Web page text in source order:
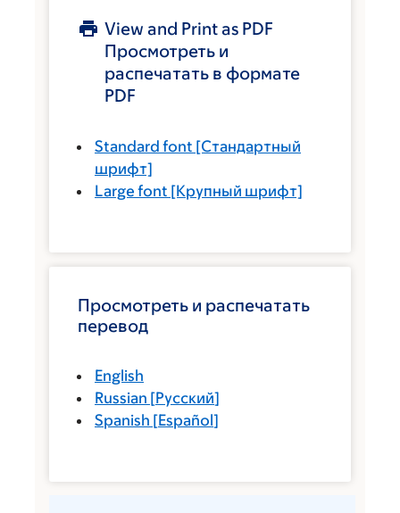
View and Print as PDF
Просмотреть и
распечатать в формате
PDF
Standard font [Стандартный
шрифт]
Large font [Крупный шрифт]
Просмотреть и распечатать
перевод
English
Russian [Русский]
Spanish [Español]